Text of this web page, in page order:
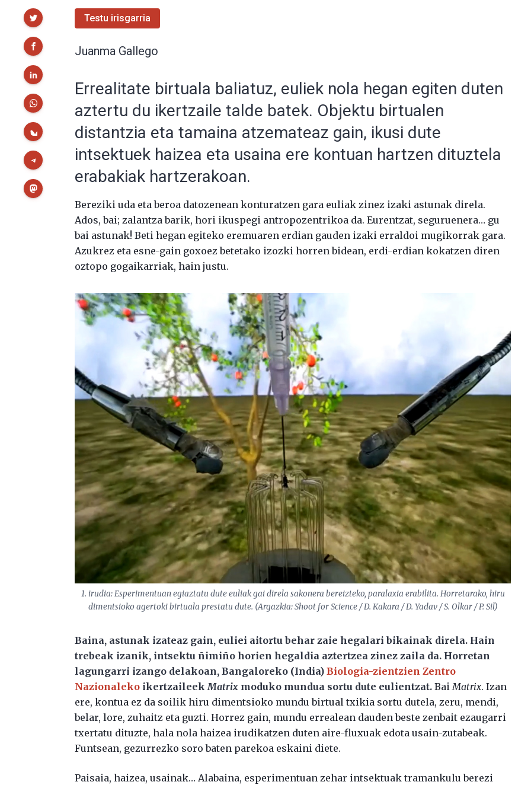
Testu irisgarria
Juanma Gallego
Errealitate birtuala baliatuz, euliek nola hegan egiten duten
aztertu du ikertzaile talde batek. Objektu birtualen
distantzia eta tamaina atzemateaz gain, ikusi dute
intsektuek haizea eta usaina ere kontuan hartzen dituztela
erabakiak hartzerakoan.
Bereziki uda eta beroa datozenean konturatzen gara euliak zinez izaki astunak direla.
Ados, bai; zalantza barik, hori ikuspegi antropozentrikoa da. Eurentzat, seguruenera… gu
bai astunak! Beti hegan egiteko eremuaren erdian gauden izaki erraldoi mugikorrak gara.
Azukrez eta esne-gain goxoez betetako izozki horren bidean, erdi-erdian kokatzen diren
oztopo gogaikarriak, hain justu.
1. irudia: Esperimentuan egiaztatu dute euliak gai direla sakonera bereizteko, paralaxia erabilita. Horretarako, hiru
dimentsioko agertoki birtuala prestatu dute. (Argazkia: Shoot for Science / D. Kakara / D. Yadav / S. Olkar / P. Sil)
Baina, astunak izateaz gain, euliei aitortu behar zaie hegalari bikainak direla. Hain
trebeak izanik, intsektu ñimiño horien hegaldia aztertzea zinez zaila da. Horretan
lagungarri izango delakoan, Bangaloreko (India)Biologia-zientzien Zentro
Nazionaleko ikertzaileekMatrix moduko mundua sortu dute eulientzat. BaiMatrix. Izan
ere, kontua ez da soilik hiru dimentsioko mundu birtual txikia sortu dutela, zeru, mendi,
belar, lore, zuhaitz eta guzti. Horrez gain, mundu errealean dauden beste zenbait ezaugarri
txertatu dituzte, hala nola haizea irudikatzen duten aire-fluxuak edota usain-zutabeak.
Funtsean, gezurrezko soro baten parekoa eskaini diete.
Paisaia, haizea, usainak… Alabaina, esperimentuan zehar intsektuak tramankulu berezi
Partekatu